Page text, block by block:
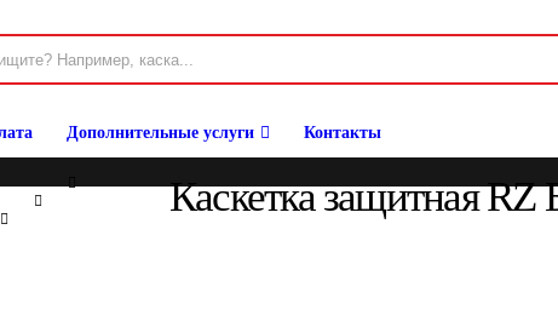
Дополнительные услуги Контакты
Каскетка защитная